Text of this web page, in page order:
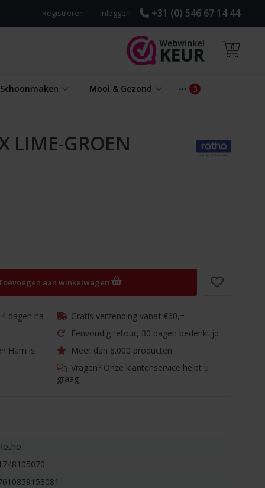
+31 (0) 546 67 14 44
Inloggen
Registreren
0
Mooi & Gezond
LIME-GROEN
aan winkelwagen
dagen na
Gratis verzending vanaf €60,=
Eenvoudig retour, 30 dagen bedenktijd
Ham is
Meer dan 8.000 producten
Vragen? Onze klantenservice helpt u
graag